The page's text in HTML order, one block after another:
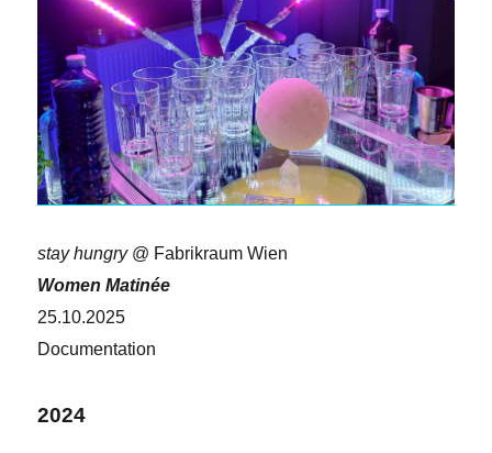
stay hungry@ Fabrikraum Wien
Women Matinée
25.10.2025
Documentation
2024